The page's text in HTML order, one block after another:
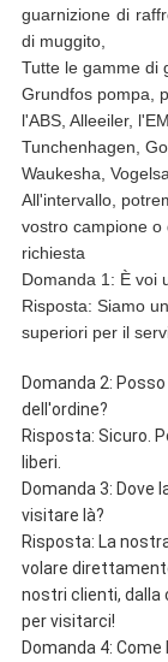
guarnizione di
di muggito,
Tutte le gamme di
Grundfos pompa,
l'ABS, Alleeiler,
Tunchenhagen,
Waukesha,
All'intervallo,
vostro campione o
richiesta
Domanda 1: È voi
Risposta: Siamo
superiori per il
Domanda 2:
dell'ordine?
Risposta: Sicuro.
liberi.
Domanda 3: Dove
visitare là?
Risposta: La
volare
nostri clienti, dalla
per visitarci!
Domanda 4: